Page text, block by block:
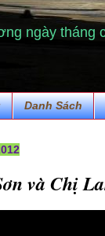
ngày tháng
Danh Sách
và Chị